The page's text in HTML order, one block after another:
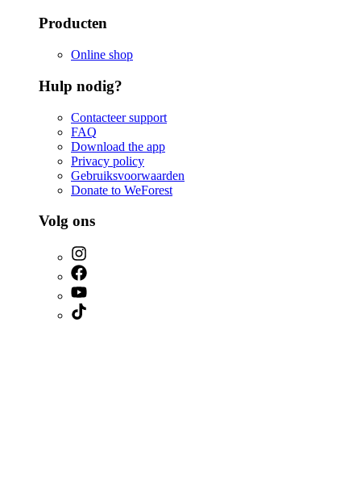
Producten
Online shop
Hulp nodig?
Contacteer support
FAQ
Download the app
Privacy policy
Gebruiksvoorwaarden
Donate to WeForest
Volg ons